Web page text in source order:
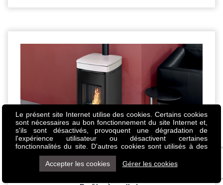
Le présent site Internet utilise des cookies. Certains cookies
sont nécessaires au bon fonctionnement du site Internet et,
s'ils sont désactivés, provoquent une dégradation de
l'expérience utilisateur ou désactivent certaines
fonctionnalités du site. D'autres cookies sont utilisés à des
fins d'analyse ou de marketing. Les cookies nous permettent
de personnaliser le contenu et les annonces, d'offrir des
fonctionnalités relatives aux médias sociaux et d'analyser
Accepter les cookies Gérer les cookies